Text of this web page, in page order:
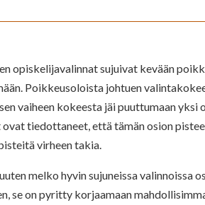
opiskelijavalinnat sujuivat kevään
Poikkeusoloista johtuen
vaiheen kokeesta jäi puuttumaan yksi
tiedottaneet, että tämän osion
virheen takia.
melko hyvin sujuneissa valinnoissa
se on pyritty korjaamaan